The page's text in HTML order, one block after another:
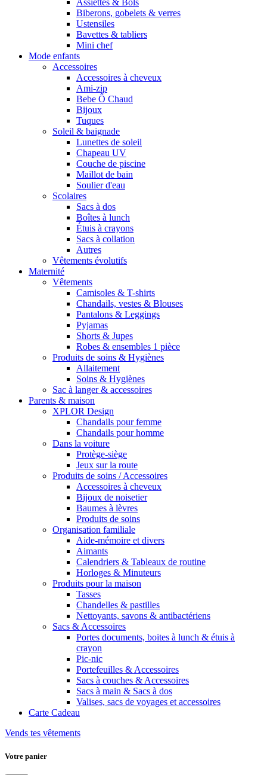
Biberons, gobelets & verres
Ustensiles
Bavettes & tabliers
Mini chef
Mode enfants
Accessoires
Accessoires à cheveux
Ami-zip
Bebe Ô Chaud
Bijoux
Tuques
Soleil & baignade
Lunettes de soleil
Chapeau UV
Couche de piscine
Maillot de bain
Soulier d'eau
Scolaires
Sacs à dos
Boîtes à lunch
Étuis à crayons
Sacs à collation
Autres
Vêtements évolutifs
Maternité
Vêtements
Camisoles & T-shirts
Chandails, vestes & Blouses
Pantalons & Leggings
Pyjamas
Shorts & Jupes
Robes & ensembles 1 pièce
Produits de soins & Hygiènes
Allaitement
Soins & Hygiènes
Sac à langer & accessoires
Parents & maison
XPLOR Design
Chandails pour femme
Chandails pour homme
Dans la voiture
Protège-siège
Jeux sur la route
Produits de soins / Accessoires
Accessoires à cheveux
Bijoux de noisetier
Baumes à lèvres
Produits de soins
Organisation familiale
Aide-mémoire et divers
Aimants
Calendriers & Tableaux de routine
Horloges & Minuteurs
Produits pour la maison
Tasses
Chandelles & pastilles
Nettoyants, savons & antibactériens
Sacs & Accessoires
Portes documents, boites à lunch & étuis à
crayon
Pic-nic
Portefeuilles & Accessoires
Sacs à couches & Accessoires
Sacs à main & Sacs à dos
Valises, sacs de voyages et accessoires
Carte Cadeau
Vends tes vêtements
Votre panier